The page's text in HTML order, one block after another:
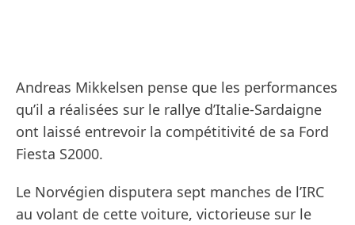
Andreas Mikkelsen pense que les performances
qu’il a réalisées sur le rallye d’Italie-Sardaigne
ont laissé entrevoir la compétitivité de sa Ford
Fiesta S2000.
Le Norvégien disputera sept manches de l’IRC
au volant de cette voiture, victorieuse sur le